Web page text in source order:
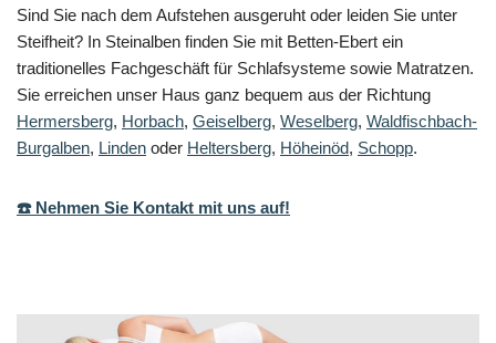
Sind Sie nach dem Aufstehen ausgeruht oder leiden Sie unter
Steifheit? In Steinalben finden Sie mit Betten-Ebert ein
traditionelles Fachgeschäft für Schlafsysteme sowie Matratzen.
Sie erreichen unser Haus ganz bequem aus der Richtung
Hermersberg, Horbach, Geiselberg, Weselberg, Waldfischbach-
Burgalben, Linden oder Heltersberg, Höheinöd, Schopp.
☎️ Nehmen Sie Kontakt mit uns auf!